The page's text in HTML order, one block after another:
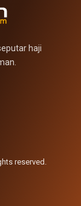
haji
reserved.